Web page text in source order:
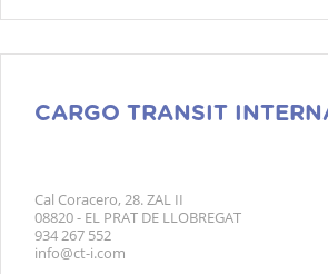
CARGO TRANSIT
Cal Coracero, 28. ZAL II
08820 - EL PRAT DE LLOBREGAT
934 267 552
info@ct-i.com